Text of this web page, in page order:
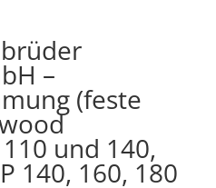
–
(feste
und 140,
140, 160, 180